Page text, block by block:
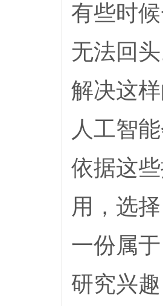
有些时
无法回
解决这
人工智
依据这
用，选
一份属
研究兴